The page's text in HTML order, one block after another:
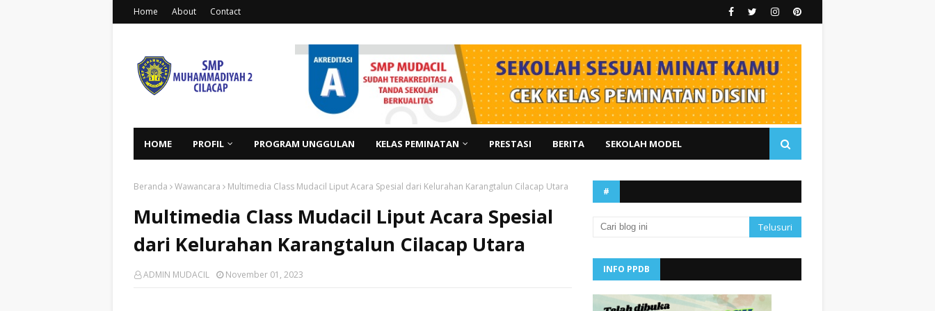
Home About Contact
HOME PROFIL PROGRAM UNGGULAN KELAS PEMINATAN PRESTASI BERITA SEKOLAH MODEL
Beranda Wawancara Multimedia Class Mudacil Liput Acara Spesial dari Kelurahan Karangtalun Cilacap Utara
Multimedia Class Mudacil Liput Acara Spesial
dari Kelurahan Karangtalun Cilacap Utara
ADMIN MUDACIL November 01, 2023
#
INFO PPDB